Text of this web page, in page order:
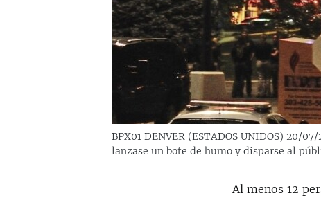
DESINFORMACIÓN RUSA EN
LA INVASIÓN DE RUSIA A UCRANIA
BPX01 DENVER (ESTADOS UNIDOS)
lanzase un bote de humo y disparse al
Al menos 12